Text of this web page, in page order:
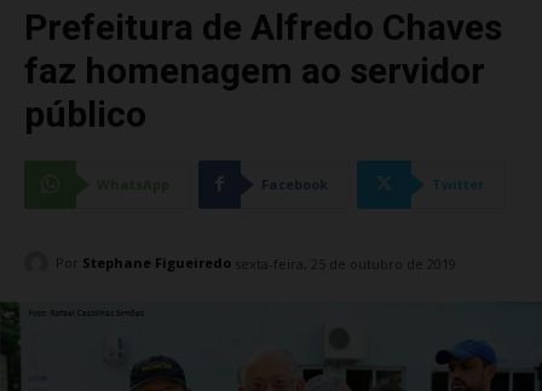
Prefeitura de Alfredo Chaves
faz homenagem ao servidor
público
Facebook Twitter
Por Stephane Figueiredo sexta-feira, 25 de outubro de 2019